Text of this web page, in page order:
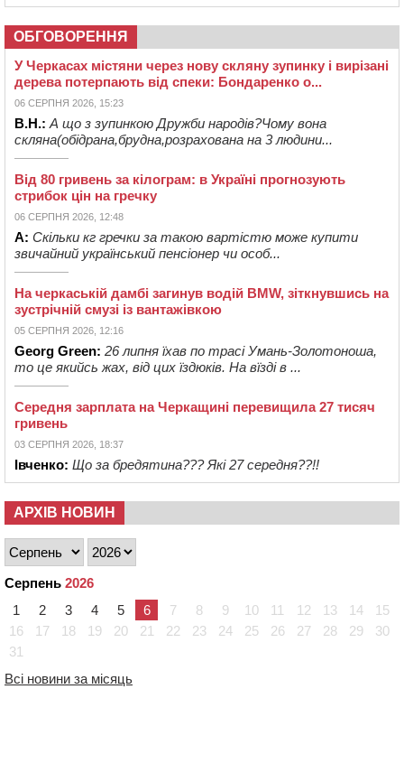
ОБГОВОРЕННЯ
У Черкасах містяни через нову скляну зупинку і вирізані
дерева потерпають від спеки: Бондаренко о...
06 СЕРПНЯ 2026, 15:23
В.Н.: А що з зупинкою Дружби народів?Чому вона
скляна(обідрана,брудна,розрахована на 3 людини...
Від 80 гривень за кілограм: в Україні прогнозують
стрибок цін на гречку
06 СЕРПНЯ 2026, 12:48
А: Скільки кг гречки за такою вартістю може купити
звичайний український пенсіонер чи особ...
На черкаській дамбі загинув водій BMW, зіткнувшись на
зустрічній смузі із вантажівкою
05 СЕРПНЯ 2026, 12:16
Georg Green: 26 липня їхав по трасі Умань-Золотоноша,
то це якийсь жах, від цих їздюків. На вїзді в ...
Середня зарплата на Черкащині перевищила 27 тисяч
гривень
03 СЕРПНЯ 2026, 18:37
Івченко: Що за бредятина??? Які 27 середня??!!
АРХІВ НОВИН
Серпень 2026
1
2 3 4 5 6 7 8 9 10 11 12 13 14
15
16
17 18 19 20 21 22 23 24 25 26 27 28 29
30
31
Всі новини за місяць